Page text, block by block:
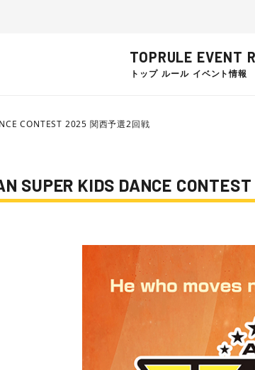
TOP
トップ
RULE
ルール
EVENT
イベント情報
CONTEST 2025 関西予選2回戦
SUPER KIDS DANCE